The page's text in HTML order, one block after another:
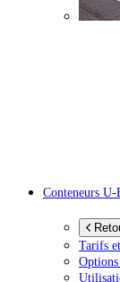
Conteneurs U-
Tarifs